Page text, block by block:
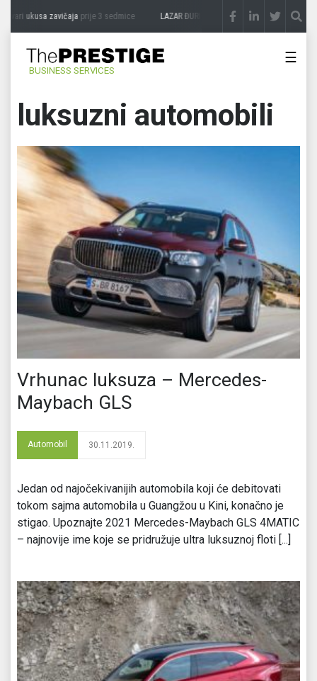
ukusa zavičajaprije 3 sedmice LAZAR ĐURIĆ: Promocija potencijal pretvara u
BUSINESS SERVICES
☰
luksuzni automobili
Vrhunac luksuza – Mercedes-
Maybach GLS
Automobil 30.11.2019.
Jedan od najočekivanijih automobila koji će debitovati
tokom sajma automobila u Guangžou u Kini, konačno je
stigao. Upoznajte 2021 Mercedes-Maybach GLS 4MATIC
– najnovije ime koje se pridružuje ultra luksuznoj floti [...]